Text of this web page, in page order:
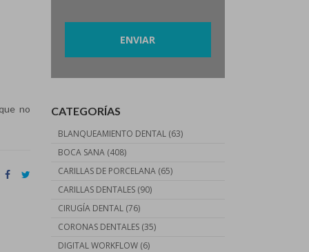
no
CATEGORÍAS
BLANQUEAMIENTO DENTAL(63)
BOCA SANA(408)
CARILLAS DE PORCELANA(65)
CARILLAS DENTALES(90)
CIRUGÍA DENTAL(76)
CORONAS DENTALES(35)
DIGITAL WORKFLOW(6)